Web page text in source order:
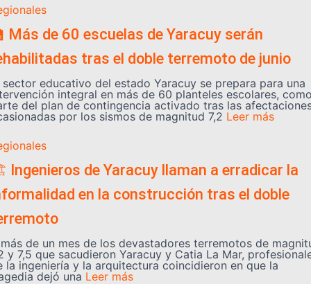
Más de 60 escuelas de Yaracuy serán
tras el doble terremoto de junio
sector educativo del estado Yaracuy se prepara para una
integral en más de 60 planteles escolares,
del plan de contingencia activado tras las
por los sismos de magnitud 7,2 Leer más
de Yaracuy llaman a erradicar la
en la construcción tras el doble
de un mes de los devastadores terremotos de
y 7,5 que sacudieron Yaracuy y Catia La Mar,
la ingeniería y la arquitectura coincidieron en que la
dejó una Leer más